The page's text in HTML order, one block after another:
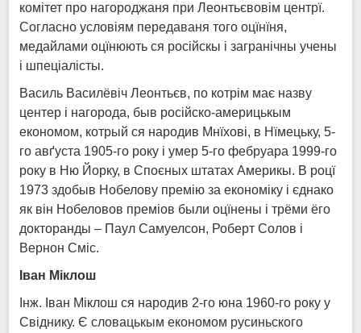
комітет про нагороджаня при Леонтьєвовім центрї.
Согласно условіям передаваня того оцїнїня,
медайлами оцїнюють ся російскы і загранічны учены
і шпеціалісты.
Василь Василёвіч Леонтьєв, по котрім має назву
центер і нагорода, быв російско-америцькым
економом, котрый ся народив Мнїхові, в Нїмецьку, 5-
го авґуста 1905-го року і умер 5-го фебруара 1999-го
року в Ню Йорку, в Споєных штатах Америкы. В роцї
1973 здобыв Нобелову премію за економіку і єднако
як він Нобеловов преміов были оцїнены і трёми ёго
докторанды – Паул Самуелсон, Роберт Солов і
Вернон Сміс.
Іван Міклош
Інж. Іван Міклош ся народив 2-го юна 1960-го року у
Свіднику. Є словацькым економом русиньского